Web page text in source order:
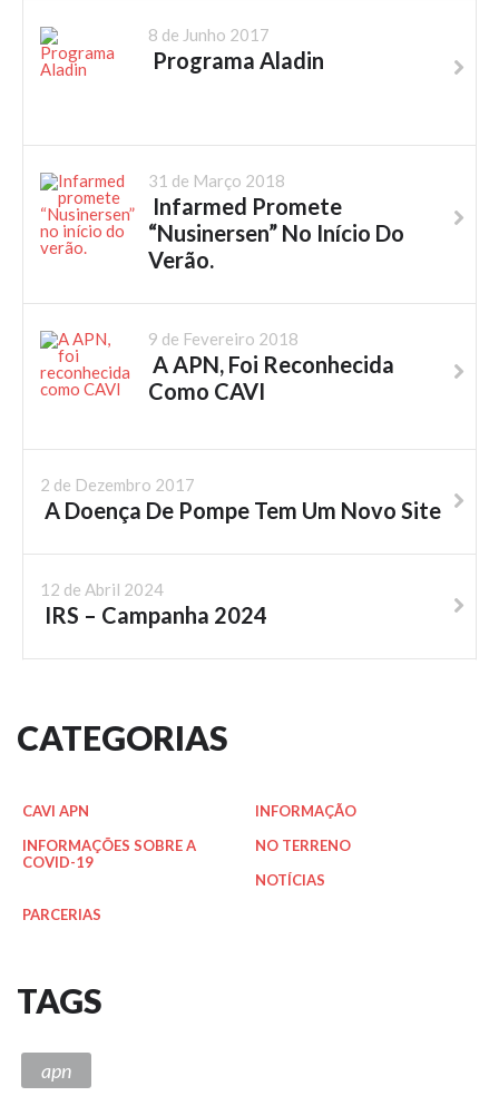
8 de Junho 2017
Programa Aladin
31 de Março 2018
Infarmed Promete
“Nusinersen” No Início Do
Verão.
9 de Fevereiro 2018
A APN, Foi Reconhecida
Como CAVI
2 de Dezembro 2017
A Doença De Pompe Tem Um Novo Site
12 de Abril 2024
IRS – Campanha 2024
CATEGORIAS
CAVI APN
INFORMAÇÃO
INFORMAÇÕES SOBRE A
COVID-19
NO TERRENO
NOTÍCIAS
PARCERIAS
TAGS
apn